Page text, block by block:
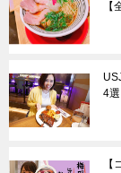
【
4選